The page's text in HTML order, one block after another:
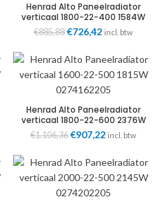
Henrad Alto Paneelradiator
verticaal 1800-22-400 1584W
0274182204
€885,88 Oorspronkelijke
was:
€885,88.
€726,42 Huidige
is:
€726,42.
incl. btw
Henrad Alto Paneelradiator
verticaal 1800-22-600 2376W
0274182206
€1.106,36 Oorspronkelijke
was:
€1.106,36.
€907,22 Huidige
is:
€907,22.
incl. btw